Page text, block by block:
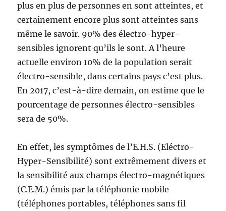
plus en plus de personnes en sont atteintes, et
certainement encore plus sont atteintes sans
même le savoir. 90% des électro-hyper-
sensibles ignorent qu’ils le sont. A l’heure
actuelle environ 10% de la population serait
électro-sensible, dans certains pays c’est plus.
En 2017, c’est-à-dire demain, on estime que le
pourcentage de personnes électro-sensibles
sera de 50%.
En effet, les symptômes de l’E.H.S. (Eléctro-
Hyper-Sensibilité) sont extrêmement divers et
la sensibilité aux champs électro-magnétiques
(C.E.M.) émis par la téléphonie mobile
(téléphones portables, téléphones sans fil